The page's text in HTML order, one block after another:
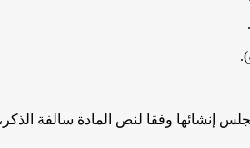
إنشائها وفقا لنص المادة سالفة